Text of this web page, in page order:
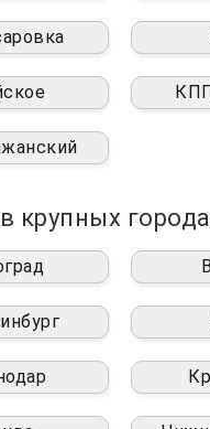
крупных